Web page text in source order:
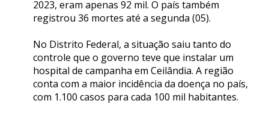
2023, eram apenas 92 mil. O país também
registrou 36 mortes até a segunda (05).
No Distrito Federal, a situação saiu tanto do
controle que o governo teve que instalar um
hospital de campanha em Ceilândia. A região
conta com a maior incidência da doença no país,
com 1.100 casos para cada 100 mil habitantes.